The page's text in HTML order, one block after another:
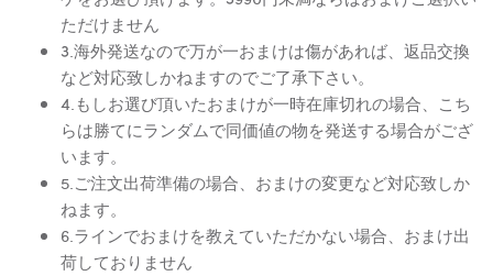
ただけません
3.海外発送なので万が一おまけは傷があれば、返品交換
など対応致しかねますのでご了承下さい。
4.もしお選び頂いたおまけが一時在庫切れの場合、こち
らは勝てにランダムで同価値の物を発送する場合がござ
います。
5.ご注文出荷準備の場合、おまけの変更など対応致しか
ねます。
6.ラインでおまけを教えていただかない場合、おまけ出
荷しておりません